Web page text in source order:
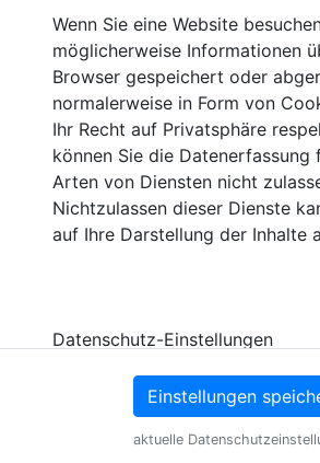
Wenn Sie eine Website
möglicherweise Informationen
Browser gespeichert oder
normalerweise in Form von
Ihr Recht auf Privatsphäre
können Sie die Datenerfassung
Arten von Diensten nicht
Nichtzulassen dieser Dienste
auf Ihre Darstellung der Inhalte
Datenschutz-Einstellungen
Informationen zu den
Zwecken und Anbietern
erfahren die
Einstellungen
aktuelle